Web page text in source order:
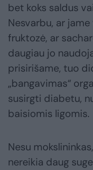
bet koks saldus
Nesvarbu, ar
fruktozė, ar
daugiau jo
prisirišame, tuo
„bangavimas“
susirgti diabetu,
baisiomis ligomis.
Nesu
nereikia daug